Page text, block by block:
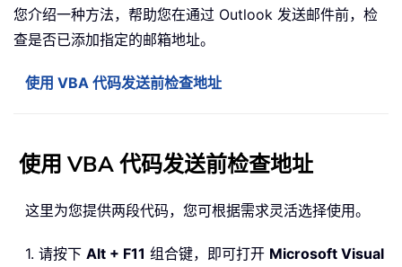
您介绍一种方法，帮助您在通过 Outlook 发送邮件前，检
查是否已添加指定的邮箱地址。
使用 VBA 代码发送前检查地址
使用 VBA 代码发送前检查地址
这里为您提供两段代码，您可根据需求灵活选择使用。
1. 请按下 Alt + F11 组合键，即可打开 Microsoft Visual